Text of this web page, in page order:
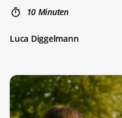
10 Minuten
Luca Diggelmann